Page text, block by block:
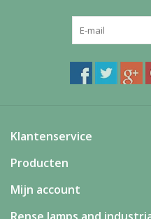
Klantenservice
Producten
Mijn account